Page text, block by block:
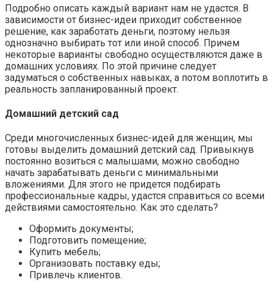
Подробно описать каждый вариант нам не удастся. В
зависимости от бизнес-идеи приходит собственное
решение, как заработать деньги, поэтому нельзя
однозначно выбирать тот или иной способ. Причем
некоторые варианты свободно осуществляются даже в
домашних условиях. По этой причине следует
задуматься о собственных навыках, а потом воплотить в
реальность запланированный проект.
Домашний детский сад
Среди многочисленных бизнес-идей для женщин, мы
готовы выделить домашний детский сад. Привыкнув
постоянно возиться с малышами, можно свободно
начать зарабатывать деньги с минимальными
вложениями. Для этого не придется подбирать
профессиональные кадры, удастся справиться со всеми
действиями самостоятельно. Как это сделать?
Оформить документы;
Подготовить помещение;
Купить мебель;
Организовать поставку еды;
Привлечь клиентов.